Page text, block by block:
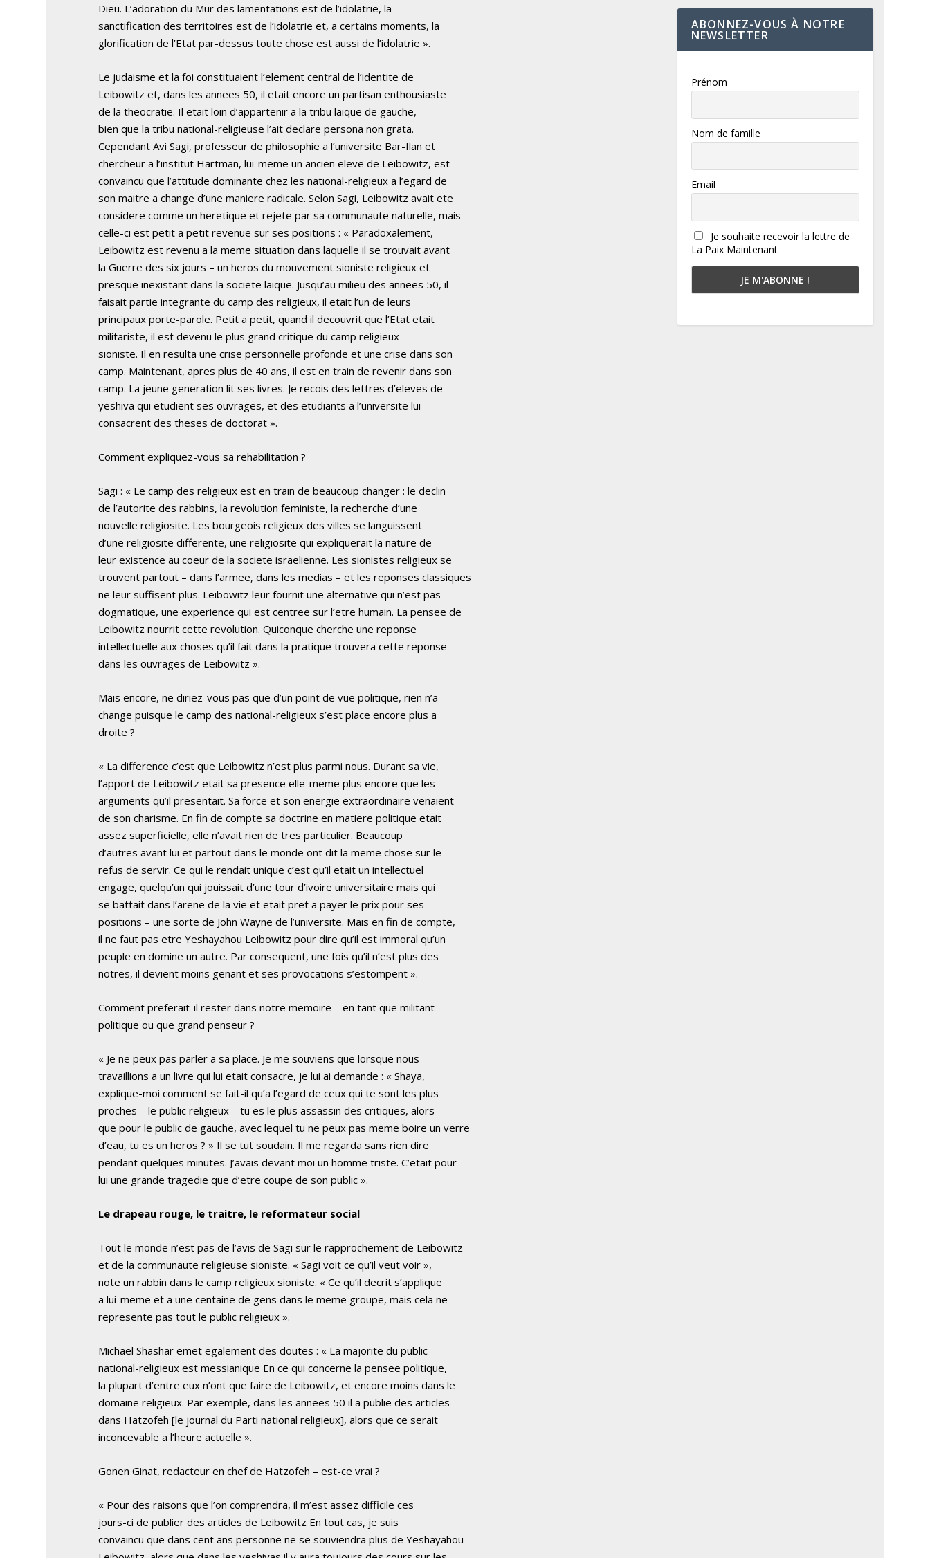
Dieu. L’adoration du Mur des lamentations est de l’idolatrie, la
sanctification des territoires est de l’idolatrie et, a certains moments, la
glorification de l’Etat par-dessus toute chose est aussi de l’idolatrie ».
Le judaisme et la foi constituaient l’element central de l’identite de
Leibowitz et, dans les annees 50, il etait encore un partisan enthousiaste
de la theocratie. Il etait loin d’appartenir a la tribu laique de gauche,
bien que la tribu national-religieuse l’ait declare persona non grata.
Cependant Avi Sagi, professeur de philosophie a l’universite Bar-Ilan et
chercheur a l’institut Hartman, lui-meme un ancien eleve de Leibowitz, est
convaincu que l’attitude dominante chez les national-religieux a l’egard de
son maitre a change d’une maniere radicale. Selon Sagi, Leibowitz avait ete
considere comme un heretique et rejete par sa communaute naturelle, mais
celle-ci est petit a petit revenue sur ses positions : « Paradoxalement,
Leibowitz est revenu a la meme situation dans laquelle il se trouvait avant
la Guerre des six jours – un heros du mouvement sioniste religieux et
presque inexistant dans la societe laique. Jusqu’au milieu des annees 50, il
faisait partie integrante du camp des religieux, il etait l’un de leurs
principaux porte-parole. Petit a petit, quand il decouvrit que l’Etat etait
militariste, il est devenu le plus grand critique du camp religieux
sioniste. Il en resulta une crise personnelle profonde et une crise dans son
camp. Maintenant, apres plus de 40 ans, il est en train de revenir dans son
camp. La jeune generation lit ses livres. Je recois des lettres d’eleves de
yeshiva qui etudient ses ouvrages, et des etudiants a l’universite lui
consacrent des theses de doctorat ».
Comment expliquez-vous sa rehabilitation ?
Sagi : « Le camp des religieux est en train de beaucoup changer : le declin
de l’autorite des rabbins, la revolution feministe, la recherche d’une
nouvelle religiosite. Les bourgeois religieux des villes se languissent
d’une religiosite differente, une religiosite qui expliquerait la nature de
leur existence au coeur de la societe israelienne. Les sionistes religieux se
trouvent partout – dans l’armee, dans les medias – et les reponses classiques
ne leur suffisent plus. Leibowitz leur fournit une alternative qui n’est pas
dogmatique, une experience qui est centree sur l’etre humain. La pensee de
Leibowitz nourrit cette revolution. Quiconque cherche une reponse
intellectuelle aux choses qu’il fait dans la pratique trouvera cette reponse
dans les ouvrages de Leibowitz ».
Mais encore, ne diriez-vous pas que d’un point de vue politique, rien n’a
change puisque le camp des national-religieux s’est place encore plus a
droite ?
« La difference c’est que Leibowitz n’est plus parmi nous. Durant sa vie,
l’apport de Leibowitz etait sa presence elle-meme plus encore que les
arguments qu’il presentait. Sa force et son energie extraordinaire venaient
de son charisme. En fin de compte sa doctrine en matiere politique etait
assez superficielle, elle n’avait rien de tres particulier. Beaucoup
d’autres avant lui et partout dans le monde ont dit la meme chose sur le
refus de servir. Ce qui le rendait unique c’est qu’il etait un intellectuel
engage, quelqu’un qui jouissait d’une tour d’ivoire universitaire mais qui
se battait dans l’arene de la vie et etait pret a payer le prix pour ses
positions – une sorte de John Wayne de l’universite. Mais en fin de compte,
il ne faut pas etre Yeshayahou Leibowitz pour dire qu’il est immoral qu’un
peuple en domine un autre. Par consequent, une fois qu’il n’est plus des
notres, il devient moins genant et ses provocations s’estompent ».
Comment preferait-il rester dans notre memoire – en tant que militant
politique ou que grand penseur ?
« Je ne peux pas parler a sa place. Je me souviens que lorsque nous
travaillions a un livre qui lui etait consacre, je lui ai demande : « Shaya,
explique-moi comment se fait-il qu’a l’egard de ceux qui te sont les plus
proches – le public religieux – tu es le plus assassin des critiques, alors
que pour le public de gauche, avec lequel tu ne peux pas meme boire un verre
d’eau, tu es un heros ? » Il se tut soudain. Il me regarda sans rien dire
pendant quelques minutes. J’avais devant moi un homme triste. C’etait pour
lui une grande tragedie que d’etre coupe de son public ».
Le drapeau rouge, le traitre, le reformateur social
Tout le monde n’est pas de l’avis de Sagi sur le rapprochement de Leibowitz
et de la communaute religieuse sioniste. « Sagi voit ce qu’il veut voir »,
note un rabbin dans le camp religieux sioniste. « Ce qu’il decrit s’applique
a lui-meme et a une centaine de gens dans le meme groupe, mais cela ne
represente pas tout le public religieux ».
Michael Shashar emet egalement des doutes : « La majorite du public
national-religieux est messianique En ce qui concerne la pensee politique,
la plupart d’entre eux n’ont que faire de Leibowitz, et encore moins dans le
domaine religieux. Par exemple, dans les annees 50 il a publie des articles
dans Hatzofeh [le journal du Parti national religieux], alors que ce serait
inconcevable a l’heure actuelle ».
Gonen Ginat, redacteur en chef de Hatzofeh – est-ce vrai ?
« Pour des raisons que l’on comprendra, il m’est assez difficile ces
jours-ci de publier des articles de Leibowitz En tout cas, je suis
convaincu que dans cent ans personne ne se souviendra plus de Yeshayahou
ABONNEZ-VOUS À NOTRE
NEWSLETTER
Prénom
Nom de famille
Email
Je souhaite recevoir la lettre de
La Paix Maintenant